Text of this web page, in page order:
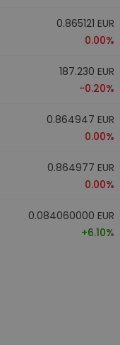
0.865121 EUR
0.00%
187.230 EUR
-0.20%
0.864947 EUR
0.00%
0.864977 EUR
0.00%
0.084060000 EUR
+6.10%